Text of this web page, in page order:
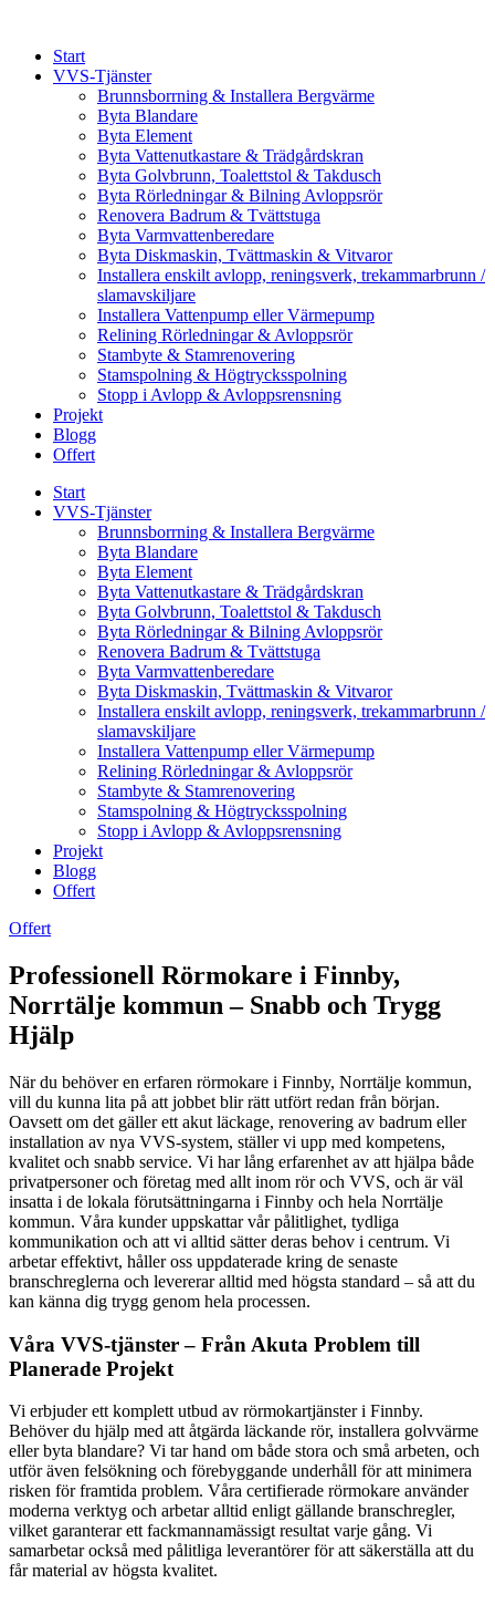
contentStart
VVS-Tjänster
Brunnsborrning & Installera Bergvärme
Byta Blandare
Byta Element
Byta Vattenutkastare & Trädgårdskran
Byta Golvbrunn, Toalettstol & Takdusch
Byta Rörledningar & Bilning Avloppsrör
Renovera Badrum & Tvättstuga
Byta Varmvattenberedare
Byta Diskmaskin, Tvättmaskin & Vitvaror
Installera enskilt avlopp, reningsverk, trekammarbrunn /
slamavskiljare
Installera Vattenpump eller Värmepump
Relining Rörledningar & Avloppsrör
Stambyte & Stamrenovering
Stamspolning & Högtrycksspolning
Stopp i Avlopp & Avloppsrensning
Projekt
Blogg
Offert
Start
VVS-Tjänster
Brunnsborrning & Installera Bergvärme
Byta Blandare
Byta Element
Byta Vattenutkastare & Trädgårdskran
Byta Golvbrunn, Toalettstol & Takdusch
Byta Rörledningar & Bilning Avloppsrör
Renovera Badrum & Tvättstuga
Byta Varmvattenberedare
Byta Diskmaskin, Tvättmaskin & Vitvaror
Installera enskilt avlopp, reningsverk, trekammarbrunn /
slamavskiljare
Installera Vattenpump eller Värmepump
Relining Rörledningar & Avloppsrör
Stambyte & Stamrenovering
Stamspolning & Högtrycksspolning
Stopp i Avlopp & Avloppsrensning
Projekt
Blogg
Offert
Offert
Professionell Rörmokare i Finnby,
Norrtälje kommun – Snabb och Trygg
Hjälp
När du behöver en erfaren rörmokare i Finnby, Norrtälje kommun,
vill du kunna lita på att jobbet blir rätt utfört redan från början.
Oavsett om det gäller ett akut läckage, renovering av badrum eller
installation av nya VVS-system, ställer vi upp med kompetens,
kvalitet och snabb service. Vi har lång erfarenhet av att hjälpa både
privatpersoner och företag med allt inom rör och VVS, och är väl
insatta i de lokala förutsättningarna i Finnby och hela Norrtälje
kommun. Våra kunder uppskattar vår pålitlighet, tydliga
kommunikation och att vi alltid sätter deras behov i centrum. Vi
arbetar effektivt, håller oss uppdaterade kring de senaste
branschreglerna och levererar alltid med högsta standard – så att du
kan känna dig trygg genom hela processen.
Våra VVS-tjänster – Från Akuta Problem till
Planerade Projekt
Vi erbjuder ett komplett utbud av rörmokartjänster i Finnby.
Behöver du hjälp med att åtgärda läckande rör, installera golvvärme
eller byta blandare? Vi tar hand om både stora och små arbeten, och
utför även felsökning och förebyggande underhåll för att minimera
risken för framtida problem. Våra certifierade rörmokare använder
moderna verktyg och arbetar alltid enligt gällande branschregler,
vilket garanterar ett fackmannamässigt resultat varje gång. Vi
samarbetar också med pålitliga leverantörer för att säkerställa att du
får material av högsta kvalitet.